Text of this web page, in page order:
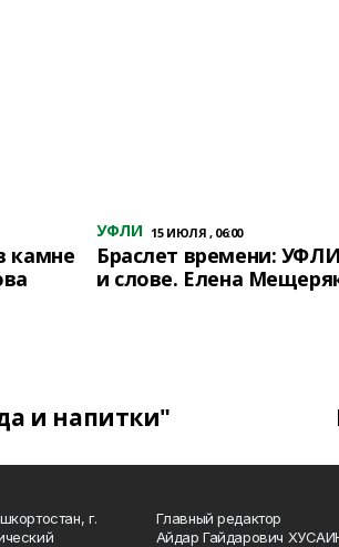
камне
УФЛИ 15 ИЮЛЯ , 06:00
Браслет времени:
и слове. Елена
и напитки"
г.
Главный редактор
Айдар Гайдарович